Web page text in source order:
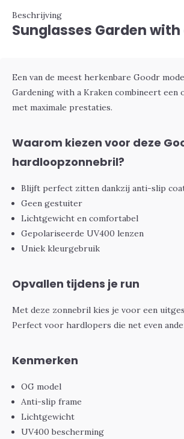
Beschrijving
Sunglasses Garden with
Een van de meest herkenbare Goodr
Gardening with a Kraken combineert een
met maximale prestaties.
Waarom kiezen voor deze
hardloopzonnebril?
Blijft perfect zitten dankzij anti-slip
Geen gestuiter
Lichtgewicht en comfortabel
Gepolariseerde UV400 lenzen
Uniek kleurgebruik
Opvallen tijdens je run
Met deze zonnebril kies je voor een
Perfect voor hardlopers die net even
Kenmerken
OG model
Anti-slip frame
Lichtgewicht
UV400 bescherming